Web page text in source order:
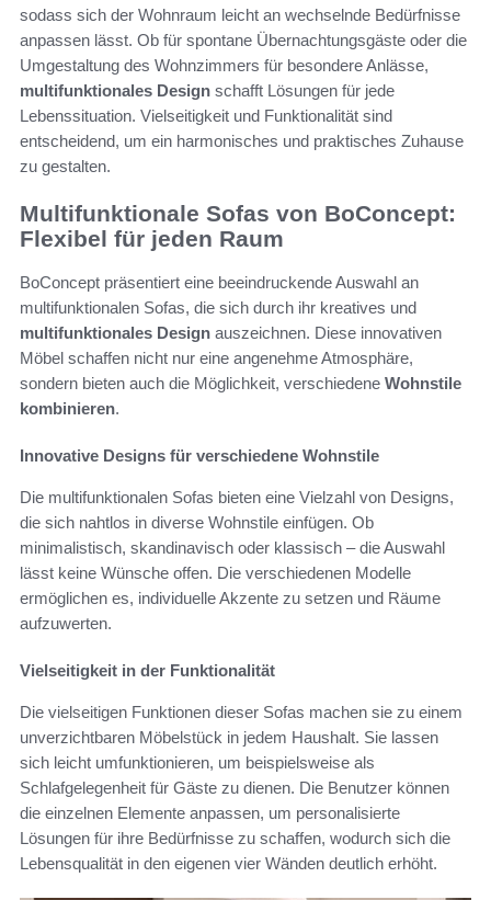
sodass sich der Wohnraum leicht an wechselnde Bedürfnisse
anpassen lässt. Ob für spontane Übernachtungsgäste oder die
Umgestaltung des Wohnzimmers für besondere Anlässe,
multifunktionales Design schafft Lösungen für jede
Lebenssituation. Vielseitigkeit und Funktionalität sind
entscheidend, um ein harmonisches und praktisches Zuhause
zu gestalten.
Multifunktionale Sofas von BoConcept:
Flexibel für jeden Raum
BoConcept präsentiert eine beeindruckende Auswahl an
multifunktionalen Sofas, die sich durch ihr kreatives und
multifunktionales Design auszeichnen. Diese innovativen
Möbel schaffen nicht nur eine angenehme Atmosphäre,
sondern bieten auch die Möglichkeit, verschiedene Wohnstile
kombinieren.
Innovative Designs für verschiedene Wohnstile
Die multifunktionalen Sofas bieten eine Vielzahl von Designs,
die sich nahtlos in diverse Wohnstile einfügen. Ob
minimalistisch, skandinavisch oder klassisch – die Auswahl
lässt keine Wünsche offen. Die verschiedenen Modelle
ermöglichen es, individuelle Akzente zu setzen und Räume
aufzuwerten.
Vielseitigkeit in der Funktionalität
Die vielseitigen Funktionen dieser Sofas machen sie zu einem
unverzichtbaren Möbelstück in jedem Haushalt. Sie lassen
sich leicht umfunktionieren, um beispielsweise als
Schlafgelegenheit für Gäste zu dienen. Die Benutzer können
die einzelnen Elemente anpassen, um personalisierte
Lösungen für ihre Bedürfnisse zu schaffen, wodurch sich die
Lebensqualität in den eigenen vier Wänden deutlich erhöht.